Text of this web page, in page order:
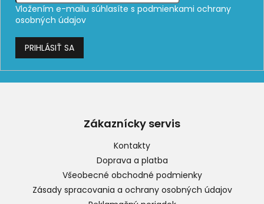
Vložením e-mailu súhlasíte s podmienkami ochrany
osobných údajov
PRIHLÁSIŤ SA
Zákaznícky servis
Kontakty
Doprava a platba
Všeobecné obchodné podmienky
Zásady spracovania a ochrany osobných údajov